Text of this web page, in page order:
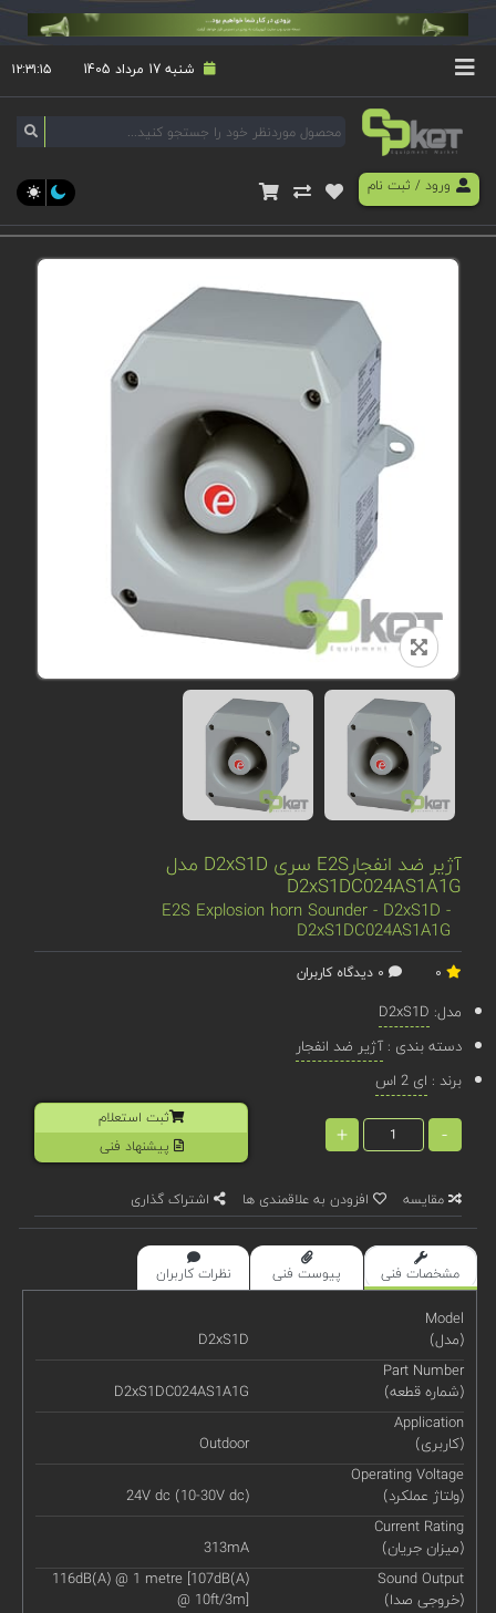
شنبه 17 مرداد 1405 ۱۲:۳۱:۱۵
ورود/ ثبت نام
آژیر ضد انفجارE2S سری D2xS1D مدل
D2xS1DC024AS1A1G
E2S Explosion horn Sounder - D2xS1D -
D2xS1DC024AS1A1G
مدل: D2xS1D
دسته بندی :آژیر ضد انفجار
برند : ای 2 اس
-
+
ثبت استعلام
پیشنهاد فنی
مقایسه افزودن به علاقمندی ها اشتراک گذاری
مشخصات فنی پیوست فنی نظرات کاربران
Model
(مدل)
D2xS1D
Part Number
(شماره قطعه)
D2xS1DC024AS1A1G
Application
(کاربری)
Outdoor
Operating Voltage
(ولتاژ عملکرد)
24V dc (10-30V dc)
Current Rating
(میزان جریان)
313mA
Sound Output
(خروجی صدا)
116dB(A) @ 1 metre [107dB(A)
@ 10ft/3m]